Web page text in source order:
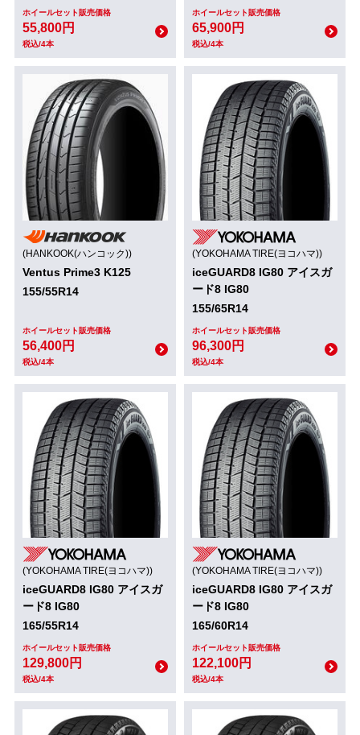
ホイールセット販売価格
55,800円
税込/4本
ホイールセット販売価格
65,900円
税込/4本
(HANKOOK(ハンコック))
Ventus Prime3 K125
155/55R14
ホイールセット販売価格
56,400円
税込/4本
(YOKOHAMA TIRE(ヨコハマ))
iceGUARD8 IG80 アイスガ
ード8 IG80
155/65R14
ホイールセット販売価格
96,300円
税込/4本
(YOKOHAMA TIRE(ヨコハマ))
iceGUARD8 IG80 アイスガ
ード8 IG80
165/55R14
ホイールセット販売価格
129,800円
税込/4本
(YOKOHAMA TIRE(ヨコハマ))
iceGUARD8 IG80 アイスガ
ード8 IG80
165/60R14
ホイールセット販売価格
122,100円
税込/4本